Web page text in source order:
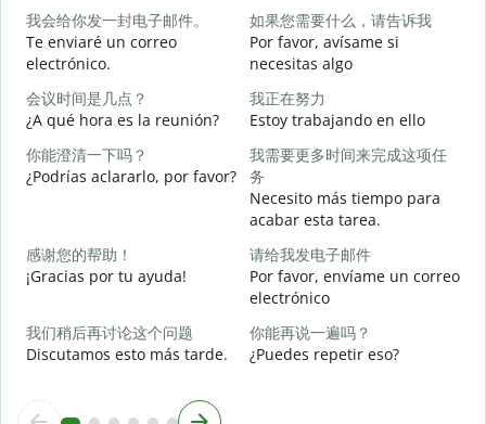
我会给你发一封电子邮件。
Te enviaré un correo
electrónico.
如果您需要什么，请告诉我
Por favor, avísame si
necesitas algo
会议时间是几点？
¿A qué hora es la reunión?
我正在努力
Estoy trabajando en ello
你能澄清一下吗？
¿Podrías aclararlo, por favor?
我需要更多时间来完成这项任
务
Necesito más tiempo para
acabar esta tarea.
感谢您的帮助！
¡Gracias por tu ayuda!
请给我发电子邮件
Por favor, envíame un correo
electrónico
我们稍后再讨论这个问题
Discutamos esto más tarde.
你能再说一遍吗？
¿Puedes repetir eso?